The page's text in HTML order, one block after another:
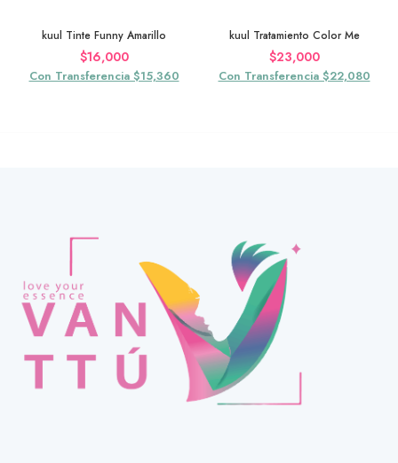
kuul Tinte Funny Amarillo
$16,000
Con Transferencia $15,360
kuul Tratamiento Color Me
$23,000
Con Transferencia $22,080